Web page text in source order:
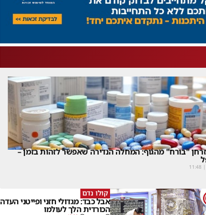
"בורח" מהגוף: המחלה הנדירה שאפשר לזהות בזמן –
|
11:48
קולו נדם
אבל כבד: מגדולי חזני ופייטני העדה
הכורדית הלך לעולמו